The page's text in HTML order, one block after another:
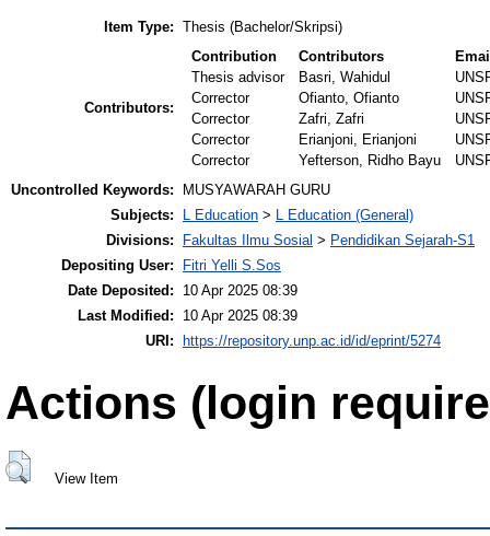
Item Type: Thesis (Bachelor/Skripsi)
Contributors:
Contribution Contributors
Thesis advisor
Basri, Wahidul
Corrector
Ofianto, Ofianto
Corrector
Zafri, Zafri
Corrector
Erianjoni, Erianjoni
Corrector
Yefterson, Ridho Bayu
Uncontrolled Keywords:
MUSYAWARAH GURU
Subjects:
L Education > L Education (General)
Divisions:
Fakultas Ilmu Sosial > Pendidikan Sejarah-S1
Depositing User:
Fitri Yelli S.Sos
Date Deposited:
10 Apr 2025 08:39
Last Modified:
10 Apr 2025 08:39
URI:
https://repository.unp.ac.id/id/eprint/5274
Actions (login
View Item